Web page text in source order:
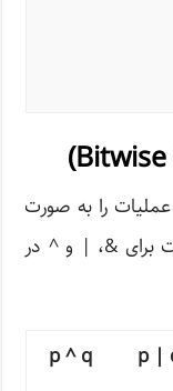
را به صورت
برای &، | و ^ در
p |
p ^ q